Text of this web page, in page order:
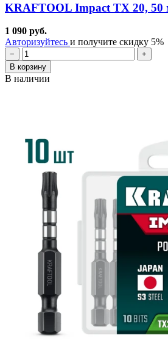
KRAFTOOL Impact TX 20, 50
1 090 руб.
Авторизуйтесь и получите скидку 5%
−
+
В корзину
В наличии